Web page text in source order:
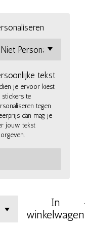
tekst
je ervoor kiest
stickers te
tegen
dan mag je
jouw tekst
In
winkelwagen